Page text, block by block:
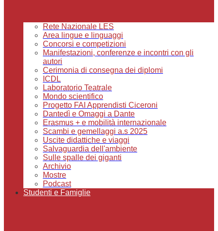
Rete Nazionale LES
Area lingue e linguaggi
Concorsi e competizioni
Manifestazioni, conferenze e incontri con gli
autori
Cerimonia di consegna dei diplomi
ICDL
Laboratorio Teatrale
Mondo scientifico
Progetto FAI Apprendisti Ciceroni
Dantedì e Omaggi a Dante
Erasmus + e mobilità internazionale
Scambi e gemellaggi a.s 2025
Uscite didattiche e viaggi
Salvaguardia dell'ambiente
Sulle spalle dei giganti
Archivio
Mostre
Podcast
Studenti e Famiglie